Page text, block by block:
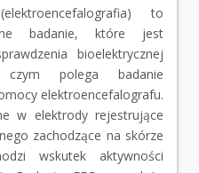
to
badanie, które jest
bioelektrycznej
polega badanie
elektroencefalografu.
w elektrody rejestrujące
zachodzące na skórze
wskutek aktywności